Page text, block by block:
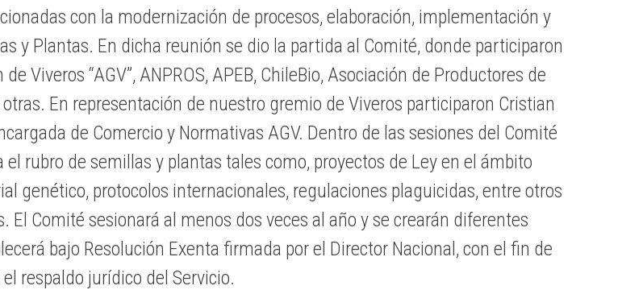
con la modernización de procesos, elaboración, implementación y
y Plantas. En dicha reunión se dio la partida al Comité, donde participaron
Viveros “AGV”, ANPROS, APEB, ChileBio, Asociación de Productores de
En representación de nuestro gremio de Viveros participaron Cristian
de Comercio y Normativas AGV. Dentro de las sesiones del Comité
rubro de semillas y plantas tales como, proyectos de Ley en el ámbito
genético, protocolos internacionales, regulaciones plaguicidas, entre otros
Comité sesionará al menos dos veces al año y se crearán diferentes
bajo Resolución Exenta firmada por el Director Nacional, con el fin de
respaldo jurídico del Servicio.